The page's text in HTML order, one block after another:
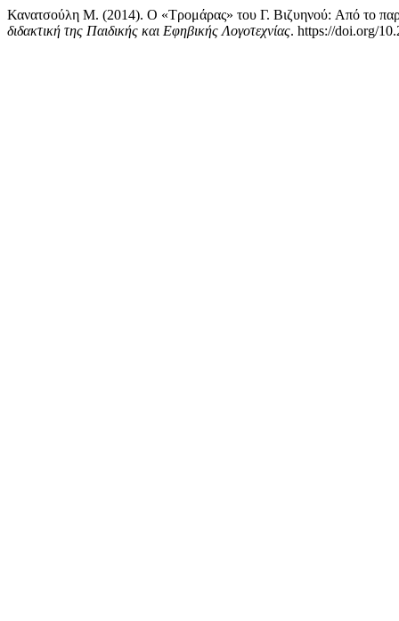
Κανατσούλη Μ. (2014). Ο «Tρομάρας» του Γ. Βιζυηνού: Aπό το
διδακτική της Παιδικής και Εφηβικής Λογοτεχνίας. https://doi.org/